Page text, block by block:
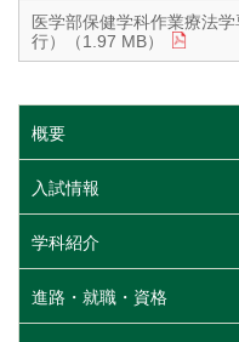
医学部保健学科作業療法
行）（1.97 MB）
概要
入試情報
学科紹介
進路・就職・資格